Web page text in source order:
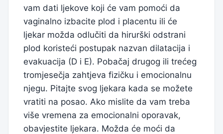
vam dati ljekove koji će vam pomoći da
vaginalno izbacite plod i placentu ili će
ljekar možda odlučiti da hirurški odstrani
plod koristeći postupak nazvan dilatacija i
evakuacija (D i E). Pobačaj drugog ili trećeg
tromjesečja zahtjeva fizičku i emocionalnu
njegu. Pitajte svog ljekara kada se možete
vratiti na posao. Ako mislite da vam treba
više vremena za emocionalni oporavak,
obavjestite ljekara. Možda će moći da